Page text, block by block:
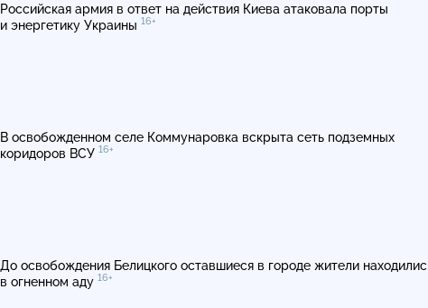
Российская армия в ответ на действия Киева атаковала порты
и энергетику Украины 16+
В освобожденном селе Коммунаровка вскрыта сеть подземных
коридоров ВСУ 16+
До освобождения Белицкого оставшиеся в городе жители
в огненном аду 16+